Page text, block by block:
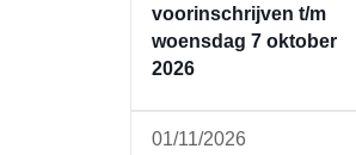
voorinschrijven t/m
woensdag 7 oktober
2026
01/11/2026